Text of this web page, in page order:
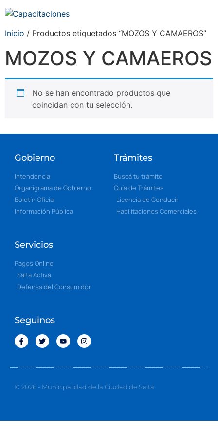
Inicio / Productos etiquetados “MOZOS Y CAMAEROS”
MOZOS Y CAMAEROS
No se han encontrado productos que
coincidan con tu selección.
Gobierno
Intendencia
Organigrama de Gobierno
Boletín Oficial
Información Pública
Trámites
Buscá tu trámite
Guía de Trámites
Licencia de Conducir
Habilitaciones Comerciales
Servicios
Pagos Online
Salta Activa
Defensa del Consumidor
Seguinos
© 2026 - Municipalidad de la Ciudad de Salta